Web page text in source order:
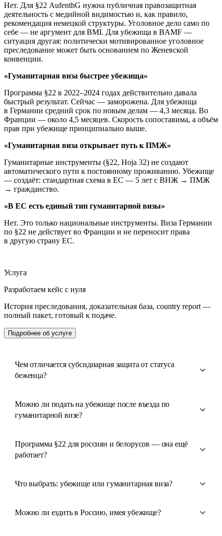
Нет. Для §22 AufenthG нужна публичная правозащитная
деятельность с медийной видимостью и, как правило,
рекомендация немецкой структуры. Уголовное дело само по
себе — не аргумент для BMI. Для убежища в BAMF —
ситуация другая: политически мотивированное уголовное
преследование может быть основанием по Женевской
конвенции.
«Гуманитарная виза быстрее убежища»
Программа §22 в 2022–2024 годах действительно давала
быстрый результат. Сейчас — заморожена. Для убежища
в Германии средний срок по новым делам — 4,3 месяца. Во
Франции — около 4,5 месяцев. Скорость сопоставима, а объём
прав при убежище принципиально выше.
«Гуманитарная виза открывает путь к ПМЖ»
Гуманитарные инструменты (§22, Hoja 32) не создают
автоматического пути к постоянному проживанию. Убежище
— создаёт: стандартная схема в ЕС — 5 лет с ВНЖ → ПМЖ
→ гражданство.
«В ЕС есть единый тип гуманитарной визы»
Нет. Это только национальные инструменты. Виза Германии
по §22 не действует во Франции и не переносит права
в другую страну ЕС.
Услуга
Разработаем кейс с нуля
История преследования, доказательная база, country report —
полный пакет, готовый к подаче.
Подробнее об услуге
Чем отличается субсидиарная защита от статуса
беженца?
Можно ли подать на убежище после въезда по
гуманитарной визе?
Программа §22 для россиян и белорусов — она ещё
работает?
Что выбрать: убежище или гуманитарная виза?
Можно ли ездить в Россию, имея убежище?